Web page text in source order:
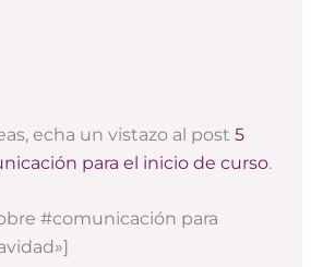
echa un vistazo al post 5
para el inicio de curso.
#comunicación para